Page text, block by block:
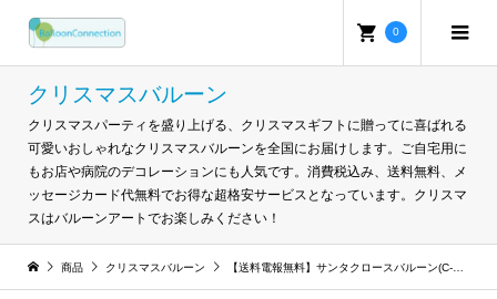
0
クリスマスバルーン
クリスマスパーティを盛り上げる、クリスマスギフトに贈ってに喜ばれる
可愛いおしゃれなクリスマスバルーンを全国にお届けします。ご自宅用に
もお店や病院のデコレーションにも人気です。消費税込み、送料無料、メ
ッセージカード代無料でお得な超格安サービスとなっています。クリスマ
スはバルーンアートでお楽しみください！
商品 クリスマスバルーン 【送料電報無料】サンタクロースバルーン(C-006)